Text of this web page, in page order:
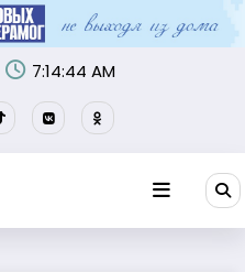
7:14:45 AM